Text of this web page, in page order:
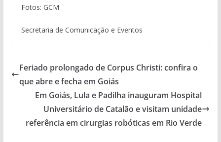
Fotos: GCM
Secretaria de Comunicação e Eventos
Feriado prolongado de Corpus Christi: confira o
que abre e fecha em Goiás
Em Goiás, Lula e Padilha inauguram Hospital
Universitário de Catalão e visitam unidade
referência em cirurgias robóticas em Rio Verde